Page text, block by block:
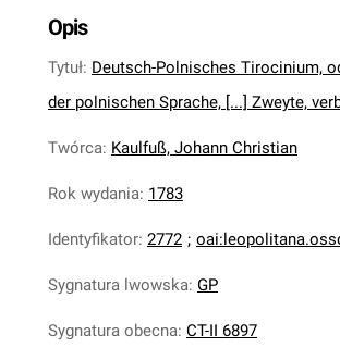
Opis
Tytuł: Deutsch-Polnisches Tirocinium,
der polnischen Sprache, [...] Zweyte,
Twórca: Kaulfuß, Johann Christian
Rok wydania: 1783
Identyfikator: 2772 ;
Sygnatura lwowska: GP
Sygnatura obecna: CT-II 6897